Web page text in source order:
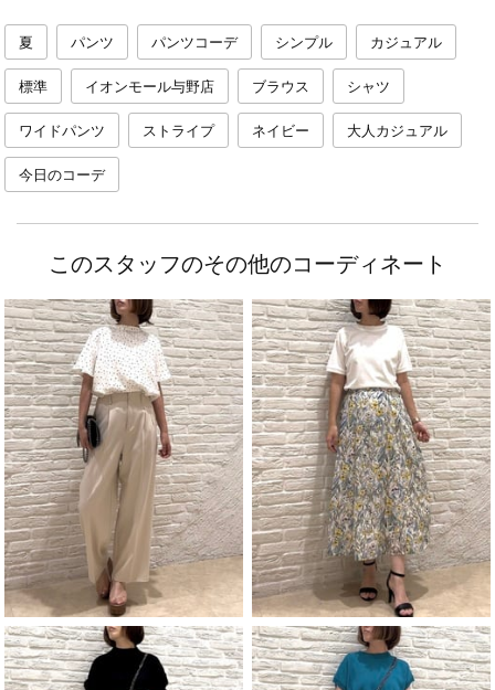
夏 パンツ パンツコーデ シンプル カジュアル
標準 イオンモール与野店 ブラウス シャツ
ワイドパンツ ストライプ ネイビー 大人カジュアル
今日のコーデ
このスタッフのその他のコーディネート